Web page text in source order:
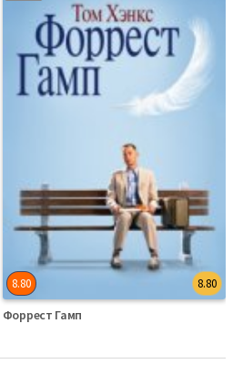
8.80
8.80
Форрест Гамп